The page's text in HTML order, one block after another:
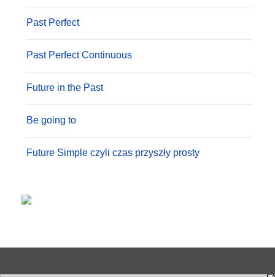
Past Perfect
Past Perfect Continuous
Future in the Past
Be going to
Future Simple czyli czas przyszły prosty